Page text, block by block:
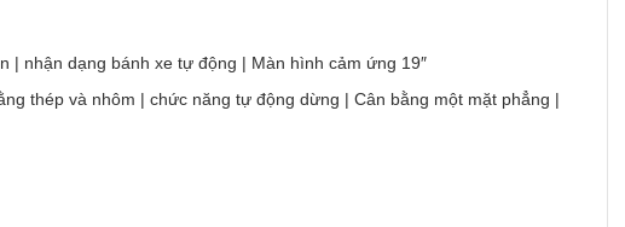
| nhận dạng bánh xe tự động | Màn hình cảm ứng 19″
thép và nhôm | chức năng tự động dừng | Cân bằng một mặt phẳng |